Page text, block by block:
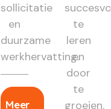
sollicitatie
en
duurzame
werkhervatting.
Meer
succesvol
te
leren
en
door
te
groeien.